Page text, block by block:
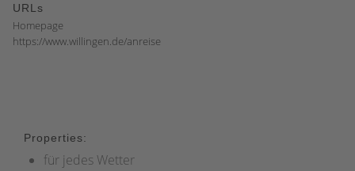
URLs
Homepage
https://www.willingen.de/anreise
Properties:
für jedes Wetter